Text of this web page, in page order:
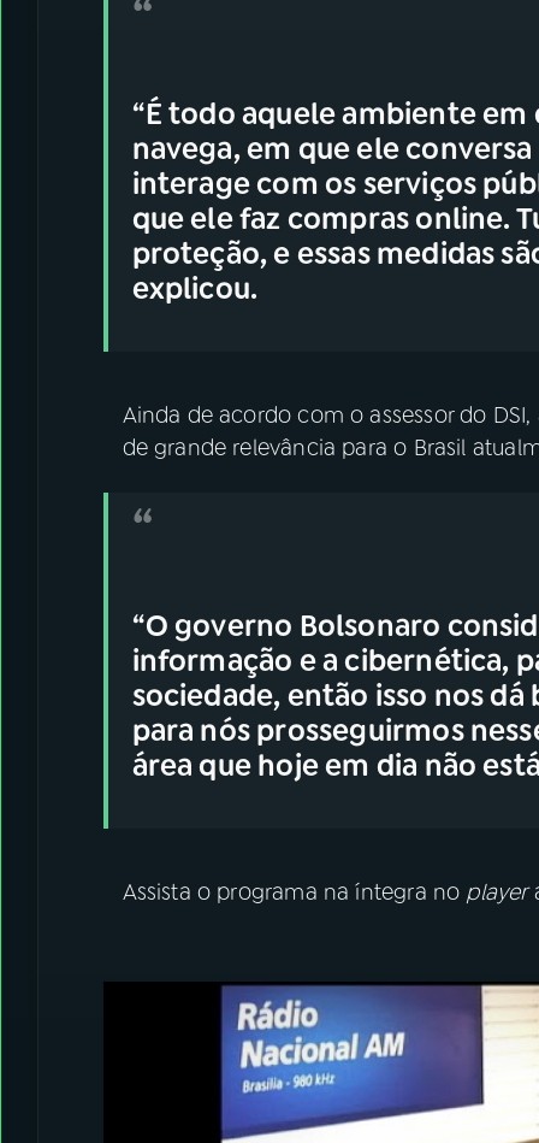
“É todo aquele ambiente em
navega, em que ele
interage com os serviços
que ele faz compras online.
proteção, e essas medidas
explicou.
Ainda de acordo com o assessor do
de grande relevância para o Brasil
“O governo Bolsonaro
informação e a cibernética,
sociedade, então isso nos
para nós prosseguirmos
área que hoje em dia não
Assista o programa na íntegra no player